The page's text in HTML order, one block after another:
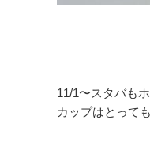
11/1〜スタバも
カップはとって